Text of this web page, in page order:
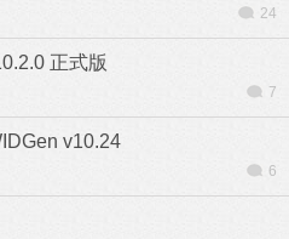
24
正式版
7
v10.24
6